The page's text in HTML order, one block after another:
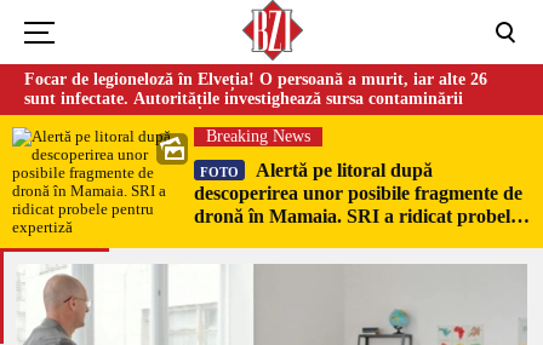
Focar de legioneloză în Elveția! O persoană a murit, iar alte 26
sunt infectate. Autoritățile investighează sursa contaminării
Breaking News
FOTO
Alertă pe litoral după
descoperirea unor posibile fragmente de
dronă în Mamaia. SRI a ridicat probele